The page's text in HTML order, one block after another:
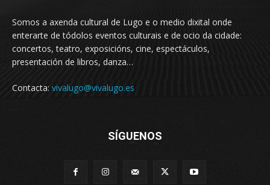
Somos a axenda cultural de Lugo e o medio dixital onde
enterarte de tódolos eventos culturais e de ocio da cidade:
concertos, teatro, exposicións, cine, espectáculos,
presentación de libros, danza…
Contacta: vivalugo@vivalugo.es
SÍGUENOS